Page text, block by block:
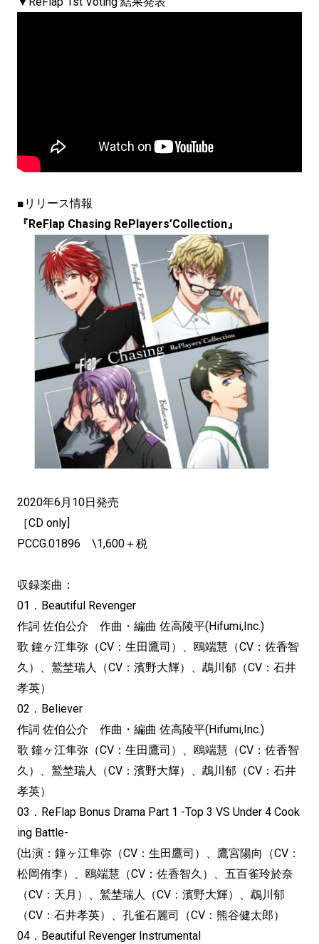
■リリース情報
『ReFlap Chasing RePlayers’Collection』
2020年6月10日発売
［CD only]
PCCG.01896 \1,600＋税
収録楽曲：
01．Beautiful Revenger
作詞 佐伯公介 作曲・編曲 佐高陵平(Hifumi,Inc.)
歌 鐘ヶ江隼弥（CV：生田鷹司）、鴎端慧（CV：佐香智
久）、鷲埜瑞人（CV：濱野大輝）、鵡川郁（CV：石井
孝英）
02．Believer
作詞 佐伯公介 作曲・編曲 佐高陵平(Hifumi,Inc.)
歌 鐘ヶ江隼弥（CV：生田鷹司）、鴎端慧（CV：佐香智
久）、鷲埜瑞人（CV：濱野大輝）、鵡川郁（CV：石井
孝英）
03．ReFlap Bonus Drama Part 1 -Top 3 VS Under 4 Cook
ing Battle-
(出演：鐘ヶ江隼弥（CV：生田鷹司）、鷹宮陽向（CV：
松岡侑李）、鴎端慧（CV：佐香智久）、五百雀玲於奈
（CV：天月）、鷲埜瑞人（CV：濱野大輝）、鵡川郁
（CV：石井孝英）、孔雀石麗司（CV：熊谷健太郎）
04．Beautiful Revenger Instrumental